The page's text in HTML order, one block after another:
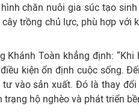
chăn nuôi gia súc tạo
trồng chủ lực, phù hợp với
Khánh Toàn khẳng định:
kiện ổn định cuộc sống.
vào sản xuất. Đó là thay
hộ nghèo và phát triển